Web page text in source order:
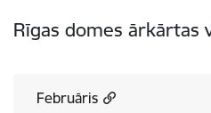
Rīgas domes ārkārtas
Februāris